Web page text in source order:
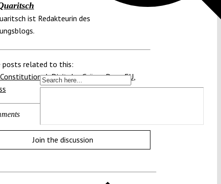
ist Redakteurin des
posts related to this:
,Digitaler Grüner Pass,EU
Join the discussion